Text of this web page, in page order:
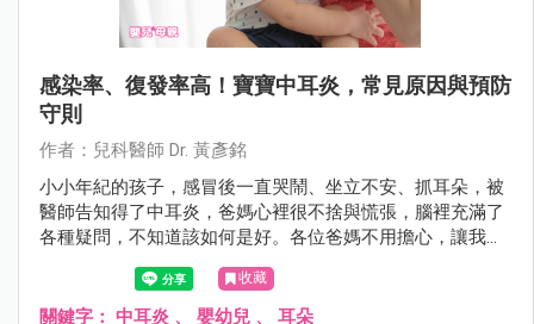
感染率、復發率高！寶寶中耳炎，常見原因與預防
守則
作者：兒科醫師 Dr. 黃彥銘
小小年紀的孩子，感冒後一直哭鬧、坐立不安、抓耳朵，被
醫師告知得了中耳炎，爸媽心裡很不捨與慌張，腦裡充滿了
各種疑問，不知道該如何是好。各位爸媽不用擔心，讓我們
一起來了解中耳炎，並且知道該怎麼好好幫助寶寶。
收藏
關鍵字： 中耳炎 、 嬰幼兒 、 耳朵